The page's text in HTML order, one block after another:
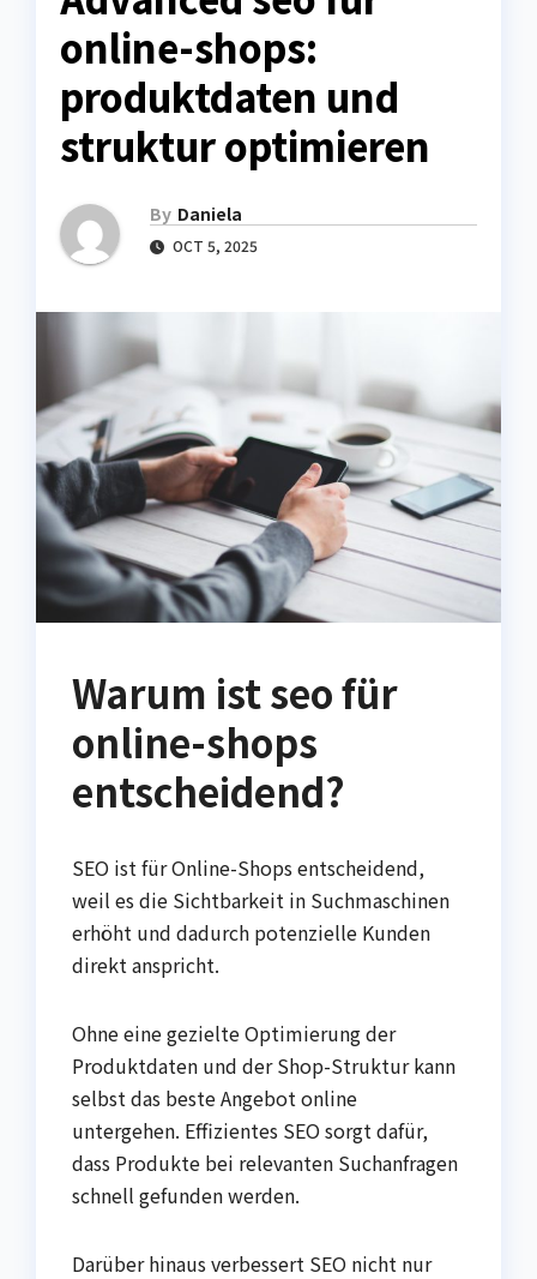
online-shops:
produktdaten und
struktur optimieren
By Daniela
OCT 5, 2025
Warum ist seo für
online-shops
entscheidend?
SEO ist für Online-Shops entscheidend,
weil es die Sichtbarkeit in Suchmaschinen
erhöht und dadurch potenzielle Kunden
direkt anspricht.
Ohne eine gezielte Optimierung der
Produktdaten und der Shop-Struktur kann
selbst das beste Angebot online
untergehen. Effizientes SEO sorgt dafür,
dass Produkte bei relevanten Suchanfragen
schnell gefunden werden.
Darüber hinaus verbessert SEO nicht nur